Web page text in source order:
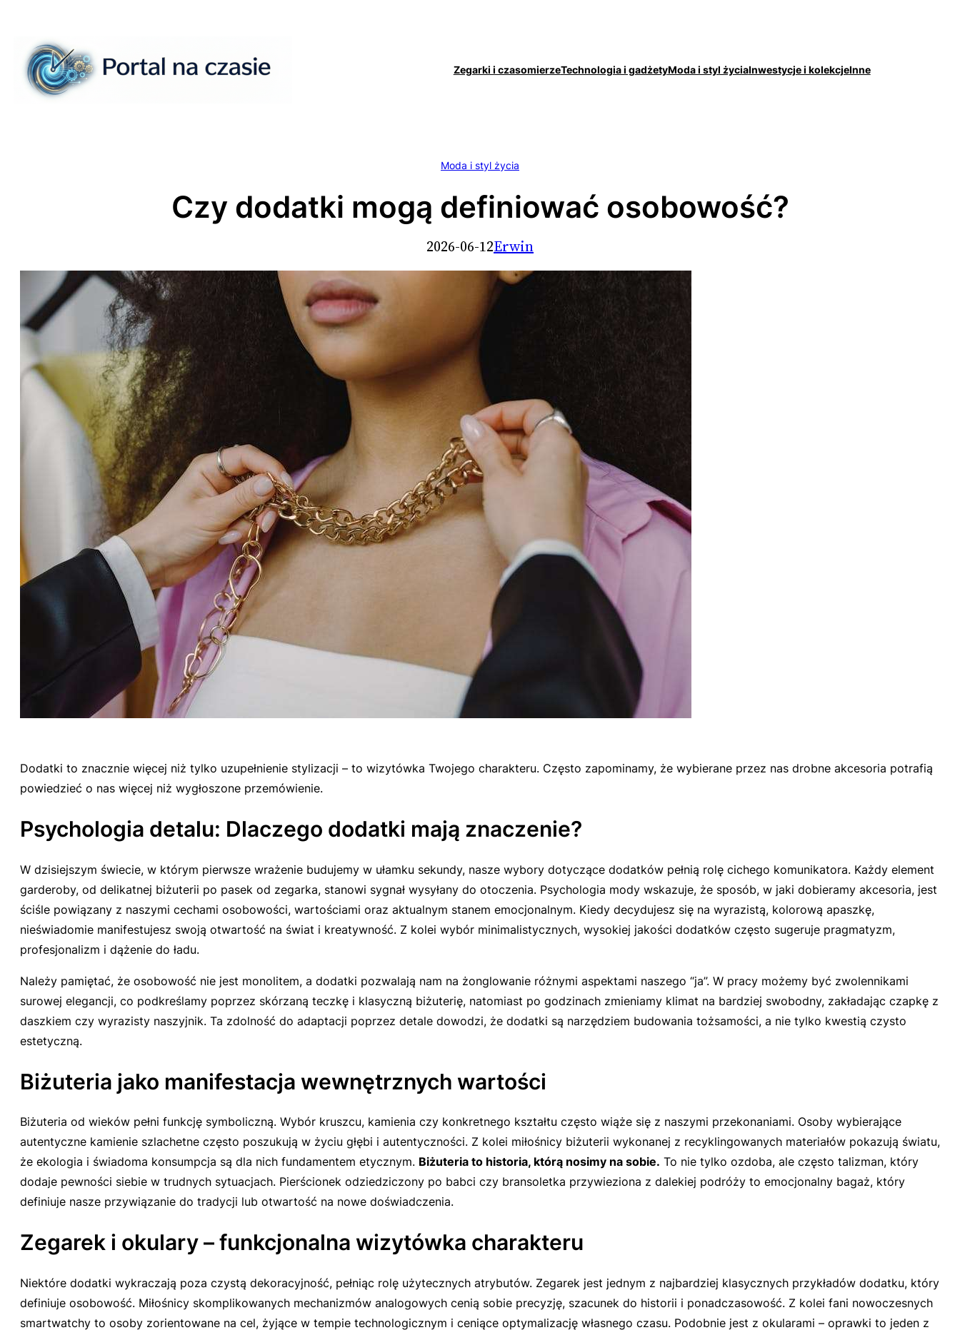
treści
Zegarki i czasomierzeTechnologia i gadżetyModa i styl życiaInwestycje i kolekcjeInne
Moda i styl życia
Czy dodatki mogą definiować osobowość?
2026-06-12Erwin
Dodatki to znacznie więcej niż tylko uzupełnienie stylizacji – to wizytówka Twojego charakteru. Często zapominamy, że wybierane przez nas drobne akcesoria potrafią
powiedzieć o nas więcej niż wygłoszone przemówienie.
Psychologia detalu: Dlaczego dodatki mają znaczenie?
W dzisiejszym świecie, w którym pierwsze wrażenie budujemy w ułamku sekundy, nasze wybory dotyczące dodatków pełnią rolę cichego komunikatora. Każdy element
garderoby, od delikatnej biżuterii po pasek od zegarka, stanowi sygnał wysyłany do otoczenia. Psychologia mody wskazuje, że sposób, w jaki dobieramy akcesoria, jest
ściśle powiązany z naszymi cechami osobowości, wartościami oraz aktualnym stanem emocjonalnym. Kiedy decydujesz się na wyrazistą, kolorową apaszkę,
nieświadomie manifestujesz swoją otwartość na świat i kreatywność. Z kolei wybór minimalistycznych, wysokiej jakości dodatków często sugeruje pragmatyzm,
profesjonalizm i dążenie do ładu.
Należy pamiętać, że osobowość nie jest monolitem, a dodatki pozwalają nam na żonglowanie różnymi aspektami naszego “ja”. W pracy możemy być zwolennikami
surowej elegancji, co podkreślamy poprzez skórzaną teczkę i klasyczną biżuterię, natomiast po godzinach zmieniamy klimat na bardziej swobodny, zakładając czapkę z
daszkiem czy wyrazisty naszyjnik. Ta zdolność do adaptacji poprzez detale dowodzi, że dodatki są narzędziem budowania tożsamości, a nie tylko kwestią czysto
estetyczną.
Biżuteria jako manifestacja wewnętrznych wartości
Biżuteria od wieków pełni funkcję symboliczną. Wybór kruszcu, kamienia czy konkretnego kształtu często wiąże się z naszymi przekonaniami. Osoby wybierające
autentyczne kamienie szlachetne często poszukują w życiu głębi i autentyczności. Z kolei miłośnicy biżuterii wykonanej z recyklingowanych materiałów pokazują światu,
że ekologia i świadoma konsumpcja są dla nich fundamentem etycznym. Biżuteria to historia, którą nosimy na sobie. To nie tylko ozdoba, ale często talizman, który
dodaje pewności siebie w trudnych sytuacjach. Pierścionek odziedziczony po babci czy bransoletka przywieziona z dalekiej podróży to emocjonalny bagaż, który
definiuje nasze przywiązanie do tradycji lub otwartość na nowe doświadczenia.
Zegarek i okulary – funkcjonalna wizytówka charakteru
Niektóre dodatki wykraczają poza czystą dekoracyjność, pełniąc rolę użytecznych atrybutów. Zegarek jest jednym z najbardziej klasycznych przykładów dodatku, który
definiuje osobowość. Miłośnicy skomplikowanych mechanizmów analogowych cenią sobie precyzję, szacunek do historii i ponadczasowość. Z kolei fani nowoczesnych
smartwatchy to osoby zorientowane na cel, żyjące w tempie technologicznym i ceniące optymalizację własnego czasu. Podobnie jest z okularami – oprawki to jeden z